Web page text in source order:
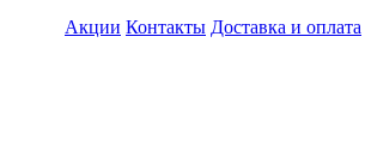
Акции Контакты Доставка и оплата